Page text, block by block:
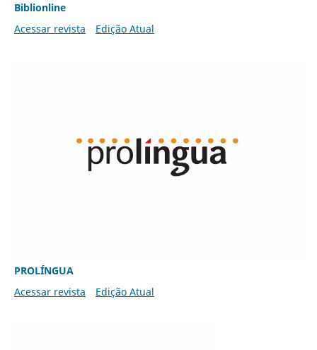
Biblionline
Acessar revista
Edição Atual
PROLÍNGUA
Acessar revista
Edição Atual